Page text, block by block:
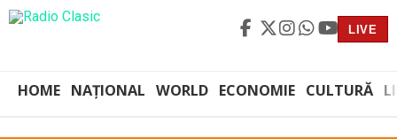
LIVE
HOME NAȚIONAL WORLD ECONOMIE CULTURĂ